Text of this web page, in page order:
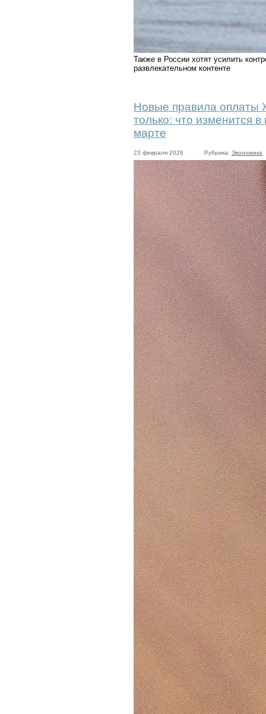
Также в России хотят усилить
развлекательном контенте
Новые правила оплаты
только: что изменится
марте
23 февраля 2026 Рубрика: Экономика